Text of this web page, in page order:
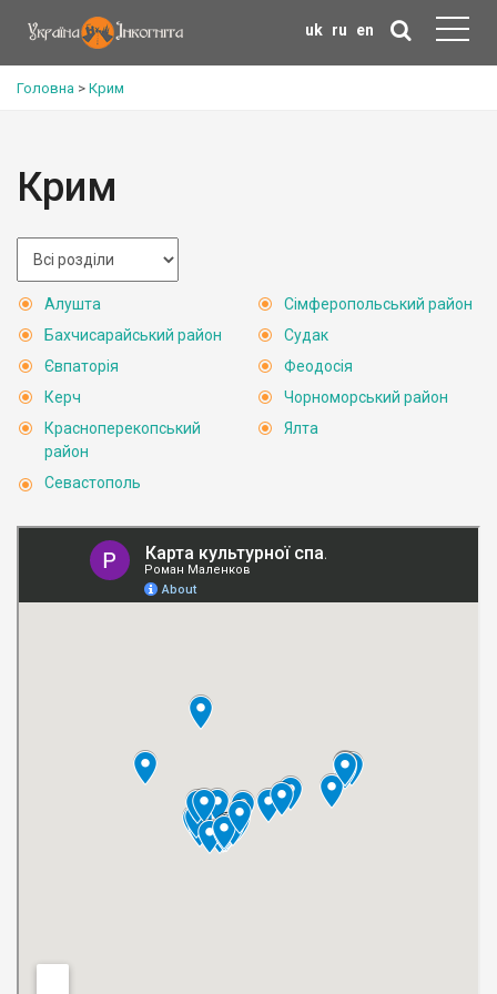
uk ru en
Головна > Крим
Крим
Алушта
Бахчисарайський район
Євпаторія
Керч
Красноперекопський
район
Севастополь
Сімферопольський район
Судак
Феодосія
Чорноморський район
Ялта